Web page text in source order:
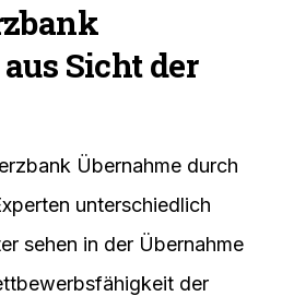
Sicht der
Übernahme durch
unterschiedlich
sehen in der Übernahme
der